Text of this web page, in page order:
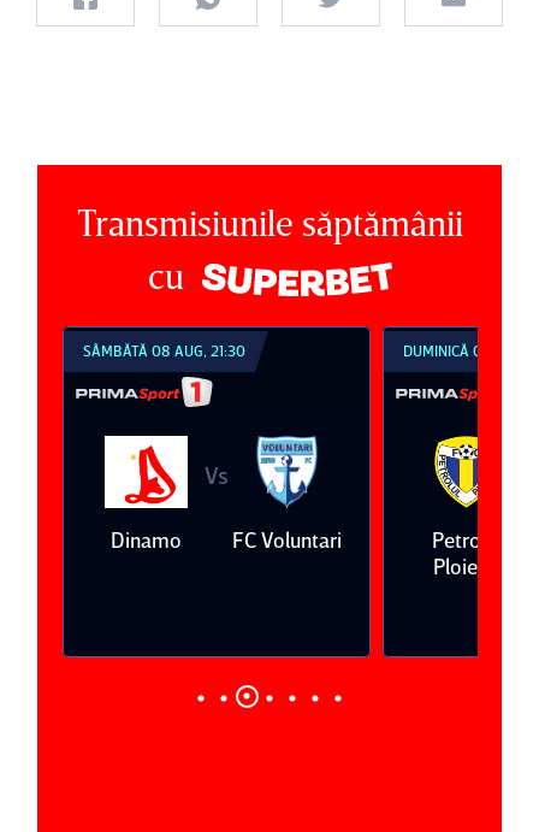
Transmisiunile săptămânii
cu
SÂMBĂTĂ 08 AUG, 21:30
Dinamo
Vs
FC Voluntari
DUMINICĂ 09 AUG,
Petrolul
Ploieşti